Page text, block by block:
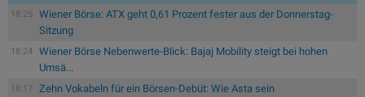
18:25
Wiener Börse: ATX geht 0,61 Prozent fester aus der Donnerstag-
Sitzung
18:24
Wiener Börse Nebenwerte-Blick: Bajaj Mobility steigt bei hohen
Umsä...
18:17
Zehn Vokabeln für ein Börsen-Debüt: Wie Asta sein